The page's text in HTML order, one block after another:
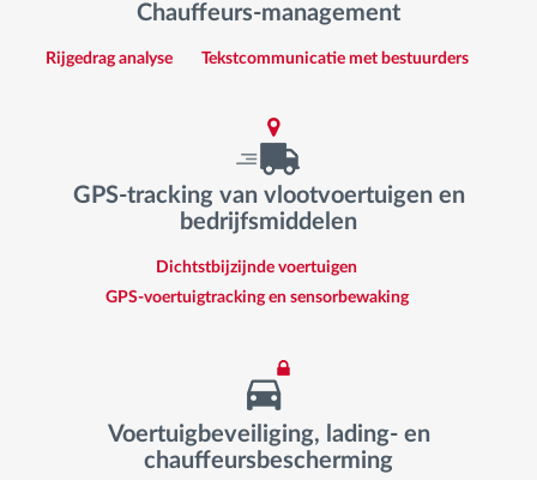
Chauffeurs-management
Rijgedrag analyse Tekstcommunicatie met bestuurders
GPS-tracking van vlootvoertuigen en
bedrijfsmiddelen
Dichtstbijzijnde voertuigen
GPS-voertuigtracking en sensorbewaking
Voertuigbeveiliging, lading- en
chauffeursbescherming